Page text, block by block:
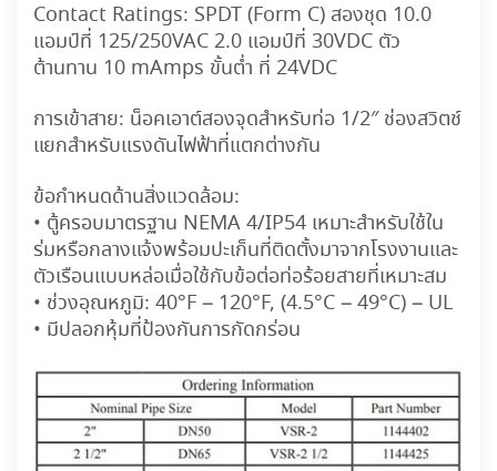
Contact Ratings: SPDT (Form C) สองชุด 10.0
แอมป์ที่ 125/250VAC 2.0 แอมป์ที่ 30VDC ตัว
ต้านทาน 10 mAmps ขั้นต่ำ ที่ 24VDC
การเข้าสาย: น็อคเอาต์สองจุดสำหรับท่อ 1/2″ ช่องสวิตช์
แยกสำหรับแรงดันไฟฟ้าที่แตกต่างกัน
ข้อกำหนดด้านสิ่งแวดล้อม:
• ตู้ครอบมาตรฐาน NEMA 4/IP54 เหมาะสำหรับใช้ใน
ร่มหรือกลางแจ้งพร้อมปะเก็นที่ติดตั้งมาจากโรงงานและ
ตัวเรือนแบบหล่อเมื่อใช้กับข้อต่อท่อร้อยสายที่เหมาะสม
• ช่วงอุณหภูมิ: 40°F – 120°F, (4.5°C – 49°C) – UL
• มีปลอกหุ้มที่ป้องกันการกัดกร่อน